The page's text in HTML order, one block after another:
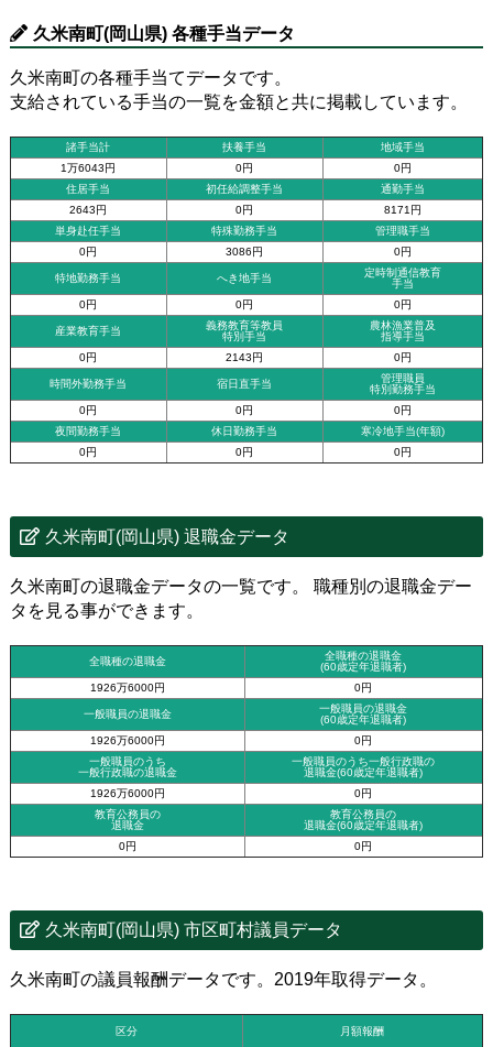
久米南町(岡山県) 各種手当データ
久米南町の各種手当てデータです。
支給されている手当の一覧を金額と共に掲載しています。
諸手当計 扶養手当
地域手当
1万6043円
0円
0円
住居手当
初任給調整手当
通勤手当
2643円
0円
8171円
単身赴任手当
特殊勤務手当
管理職手当
0円
3086円 0円
特地勤務手当 へき地手当
定時制通信教育
手当
0円
0円 0円
産業教育手当
義務教育等教員
特別手当
農林漁業普及
指導手当
0円
2143円 0円
時間外勤務手当 宿日直手当
管理職員
特別勤務手当
0円
0円
0円
夜間勤務手当
休日勤務手当
寒冷地手当(年額)
0円
0円 0円
久米南町(岡山県) 退職金データ
久米南町の退職金データの一覧です。 職種別の退職金デー
タを見る事ができます。
全職種の退職金
全職種の退職金
(60歳定年退職者)
1926万6000円
0円
一般職員の退職金
一般職員の退職金
(60歳定年退職者)
1926万6000円
0円
一般職員のうち
一般行政職の退職金
一般職員のうち一般行政職の
退職金(60歳定年退職者)
1926万6000円
0円
教育公務員の
退職金
教育公務員の
退職金(60歳定年退職者)
0円
0円
久米南町(岡山県) 市区町村議員データ
久米南町の議員報酬データです。2019年取得データ。
区分 月額報酬